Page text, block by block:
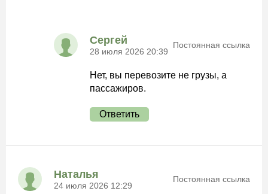
Сергей
28 июля 2026 20:39
Постоянная ссылка
Нет, вы перевозите не грузы, а
пассажиров.
Ответить
Наталья
24 июля 2026 12:29
Постоянная ссылка